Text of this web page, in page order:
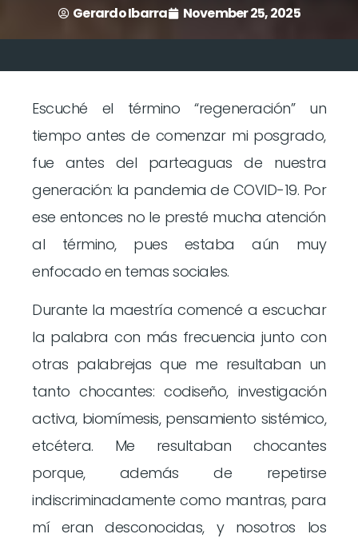
Gerardo Ibarra November 25, 2025
Escuché el término “regeneración” un
tiempo antes de comenzar mi posgrado,
fue antes del parteaguas de nuestra
generación: la pandemia de COVID-19. Por
ese entonces no le presté mucha atención
al término, pues estaba aún muy
enfocado en temas sociales.
Durante la maestría comencé a escuchar
la palabra con más frecuencia junto con
otras palabrejas que me resultaban un
tanto chocantes: codiseño, investigación
activa, biomímesis, pensamiento sistémico,
etcétera. Me resultaban chocantes
porque, además de repetirse
indiscriminadamente como mantras, para
mí eran desconocidas, y nosotros los